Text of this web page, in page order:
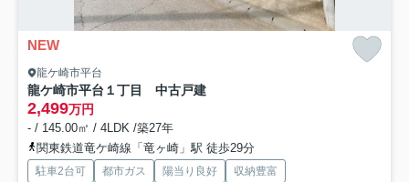
NEW
龍ケ崎市平台
龍ケ崎市平台１丁目 中古戸建
2,499万円
- / 145.00㎡ / 4LDK /築27年
関東鉄道竜ケ崎線「竜ヶ崎」駅 徒歩29分
駐車2台可 都市ガス 陽当り良好
収納豊富